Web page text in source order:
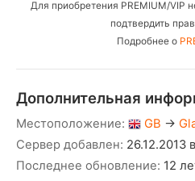
Для приобретения PREMIUM/VIP
подтвердить
Подробнее о
Дополнительная
Местоположение: GB →
Сервер добавлен: 26.12.2013
Последнее обновление: 12